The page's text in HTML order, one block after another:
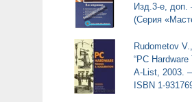
Изд.3-е, доп.
(Серия
Rudometov
“PC
A-List, 2003.
ISBN 1-